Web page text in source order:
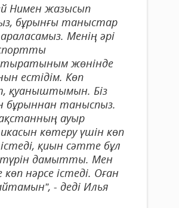
Нимен жазысып
бұрынғы таныстар
араласамыз. Менің әрі
жөнінде
естідім. Көп
қуаныштымын. Біз
бұрыннан таныспыз.
ауыр
көтеру үшін көп
қиын сәтте бұл
дамытты. Мен
көп нәрсе істеді. Оған
- деді Илья